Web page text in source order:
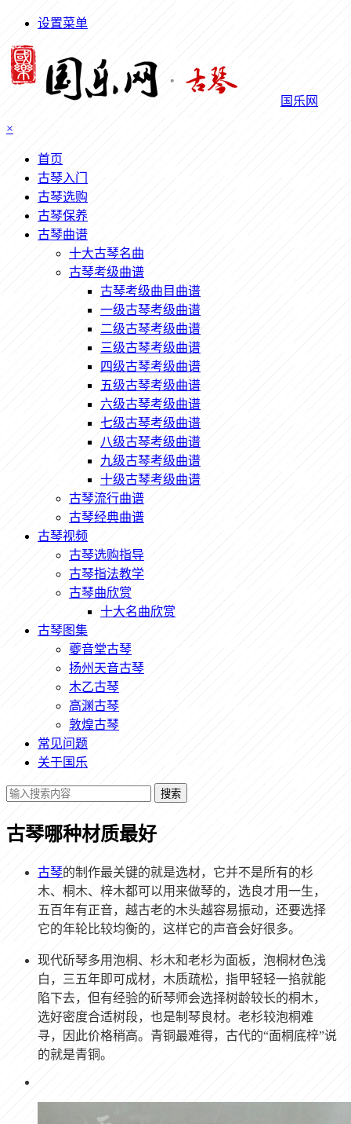
设置菜单
国乐网
×
首页
古琴入门
古琴选购
古琴保养
古琴曲谱
十大古琴名曲
古琴考级曲谱
古琴考级曲目曲谱
一级古琴考级曲谱
二级古琴考级曲谱
三级古琴考级曲谱
四级古琴考级曲谱
五级古琴考级曲谱
六级古琴考级曲谱
七级古琴考级曲谱
八级古琴考级曲谱
九级古琴考级曲谱
十级古琴考级曲谱
古琴流行曲谱
古琴经典曲谱
古琴视频
古琴选购指导
古琴指法教学
古琴曲欣赏
十大名曲欣赏
古琴图集
夔音堂古琴
扬州天音古琴
木乙古琴
高渊古琴
敦煌古琴
常见问题
关于国乐
搜索
古琴哪种材质最好
古琴的制作最关键的就是选材，它并不是所有的杉
木、桐木、梓木都可以用来做琴的，选良才用一生，
五百年有正音，越古老的木头越容易振动，还要选择
它的年轮比较均衡的，这样它的声音会好很多。
现代斫琴多用泡桐、杉木和老杉为面板，泡桐材色浅
白，三五年即可成材，木质疏松，指甲轻轻一掐就能
陷下去，但有经验的斫琴师会选择树龄较长的桐木，
选好密度合适树段，也是制琴良材。老杉较泡桐难
寻，因此价格稍高。青铜最难得，古代的“面桐底梓”说
的就是青铜。